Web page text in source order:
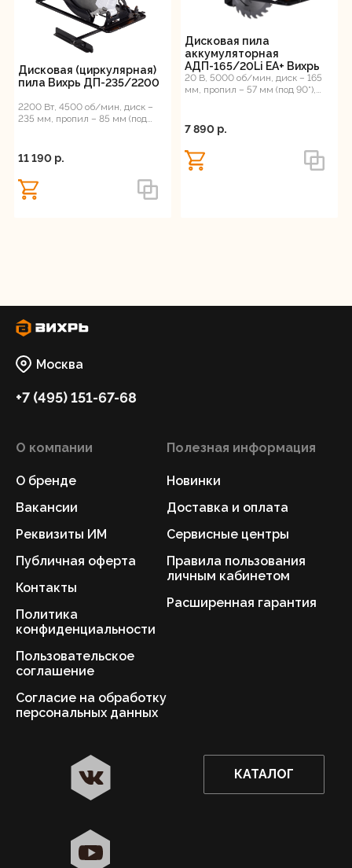
Дисковая (циркулярная)
пила Вихрь ДП-235/2200
2200 Вт, 4500 об/мин, диск –
235 мм, пропил – 85 мм (под
11 190 p.
Дисковая пила
аккумуляторная
АДП-165/20Li ЕА+ Вихрь
20 В, 5000 об/мин, диск – 165
мм, пропил – 57 мм (под 90°),
7 890 p.
Москва
+7 (495) 151-67-68
О компании
О бренде
Вакансии
Реквизиты ИМ
Публичная оферта
Контакты
Политика
конфиденциальности
Пользовательское
соглашение
Согласие на обработку
персональных данных
Полезная информация
Новинки
Доставка и оплата
Сервисные центры
Правила пользования
личным кабинетом
Расширенная гарантия
КАТАЛОГ